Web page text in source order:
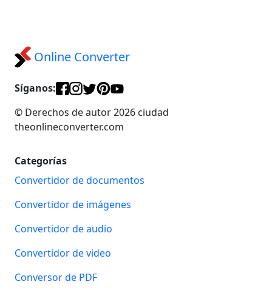
Online Converter
Síganos:
© Derechos de autor 2026 ciudad
theonlineconverter.com
Categorías
Convertidor de documentos
Convertidor de imágenes
Convertidor de audio
Convertidor de video
Conversor de PDF